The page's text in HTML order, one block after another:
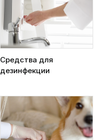
Средства для
дезинфекции